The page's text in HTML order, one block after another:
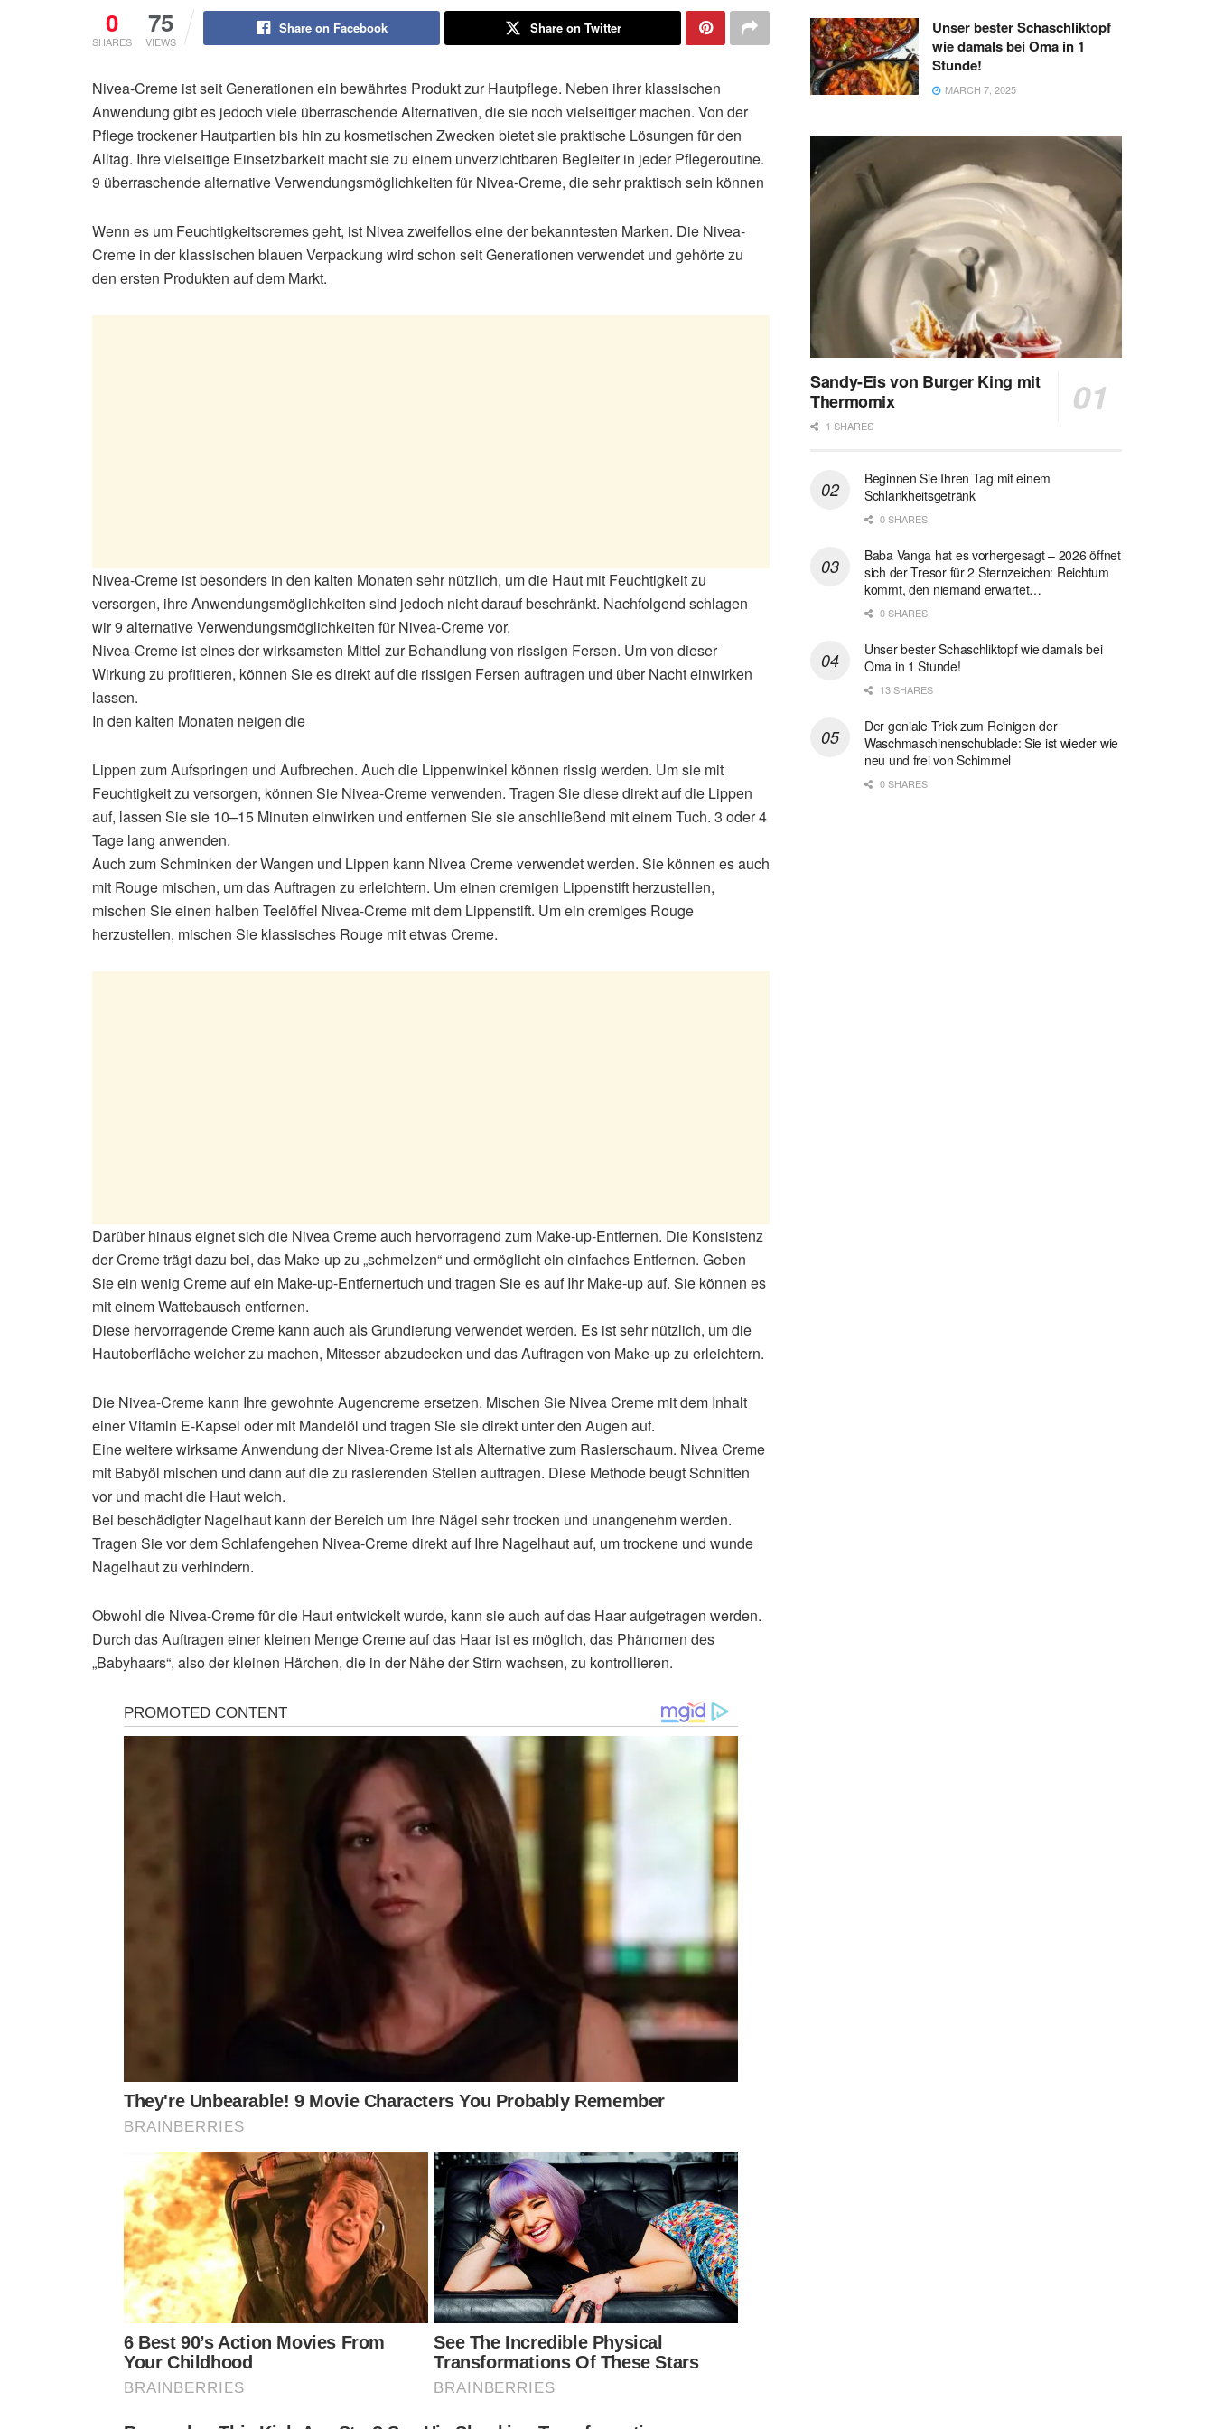
0
SHARES
75
VIEWS
Share on Facebook Share on Twitter
Nivea-Creme ist seit Generationen ein bewährtes Produkt zur Hautpflege. Neben ihrer klassischen
Anwendung gibt es jedoch viele überraschende Alternativen, die sie noch vielseitiger machen. Von der
Pflege trockener Hautpartien bis hin zu kosmetischen Zwecken bietet sie praktische Lösungen für den
Alltag. Ihre vielseitige Einsetzbarkeit macht sie zu einem unverzichtbaren Begleiter in jeder Pflegeroutine.
9 überraschende alternative Verwendungsmöglichkeiten für Nivea-Creme, die sehr praktisch sein können
Wenn es um Feuchtigkeitscremes geht, ist Nivea zweifellos eine der bekanntesten Marken. Die Nivea-
Creme in der klassischen blauen Verpackung wird schon seit Generationen verwendet und gehörte zu
den ersten Produkten auf dem Markt.
Nivea-Creme ist besonders in den kalten Monaten sehr nützlich, um die Haut mit Feuchtigkeit zu
versorgen, ihre Anwendungsmöglichkeiten sind jedoch nicht darauf beschränkt. Nachfolgend schlagen
wir 9 alternative Verwendungsmöglichkeiten für Nivea-Creme vor.
Nivea-Creme ist eines der wirksamsten Mittel zur Behandlung von rissigen Fersen. Um von dieser
Wirkung zu profitieren, können Sie es direkt auf die rissigen Fersen auftragen und über Nacht einwirken
lassen.
In den kalten Monaten neigen die
Lippen zum Aufspringen und Aufbrechen. Auch die Lippenwinkel können rissig werden. Um sie mit
Feuchtigkeit zu versorgen, können Sie Nivea-Creme verwenden. Tragen Sie diese direkt auf die Lippen
auf, lassen Sie sie 10–15 Minuten einwirken und entfernen Sie sie anschließend mit einem Tuch. 3 oder 4
Tage lang anwenden.
Auch zum Schminken der Wangen und Lippen kann Nivea Creme verwendet werden. Sie können es auch
mit Rouge mischen, um das Auftragen zu erleichtern. Um einen cremigen Lippenstift herzustellen,
mischen Sie einen halben Teelöffel Nivea-Creme mit dem Lippenstift. Um ein cremiges Rouge
herzustellen, mischen Sie klassisches Rouge mit etwas Creme.
Darüber hinaus eignet sich die Nivea Creme auch hervorragend zum Make-up-Entfernen. Die Konsistenz
der Creme trägt dazu bei, das Make-up zu „schmelzen“ und ermöglicht ein einfaches Entfernen. Geben
Sie ein wenig Creme auf ein Make-up-Entfernertuch und tragen Sie es auf Ihr Make-up auf. Sie können es
mit einem Wattebausch entfernen.
Diese hervorragende Creme kann auch als Grundierung verwendet werden. Es ist sehr nützlich, um die
Hautoberfläche weicher zu machen, Mitesser abzudecken und das Auftragen von Make-up zu erleichtern.
Die Nivea-Creme kann Ihre gewohnte Augencreme ersetzen. Mischen Sie Nivea Creme mit dem Inhalt
einer Vitamin E-Kapsel oder mit Mandelöl und tragen Sie sie direkt unter den Augen auf.
Eine weitere wirksame Anwendung der Nivea-Creme ist als Alternative zum Rasierschaum. Nivea Creme
mit Babyöl mischen und dann auf die zu rasierenden Stellen auftragen. Diese Methode beugt Schnitten
vor und macht die Haut weich.
Bei beschädigter Nagelhaut kann der Bereich um Ihre Nägel sehr trocken und unangenehm werden.
Tragen Sie vor dem Schlafengehen Nivea-Creme direkt auf Ihre Nagelhaut auf, um trockene und wunde
Nagelhaut zu verhindern.
Obwohl die Nivea-Creme für die Haut entwickelt wurde, kann sie auch auf das Haar aufgetragen werden.
Durch das Auftragen einer kleinen Menge Creme auf das Haar ist es möglich, das Phänomen des
„Babyhaars“, also der kleinen Härchen, die in der Nähe der Stirn wachsen, zu kontrollieren.
Unser bester Schaschliktopf
wie damals bei Oma in 1
Stunde!
MARCH 7, 2025
Sandy-Eis von Burger King mit
Thermomix
1 SHARES
Beginnen Sie Ihren Tag mit einem
Schlankheitsgetränk
0 SHARES
Baba Vanga hat es vorhergesagt – 2026 öffnet
sich der Tresor für 2 Sternzeichen: Reichtum
kommt, den niemand erwartet…
0 SHARES
Unser bester Schaschliktopf wie damals bei
Oma in 1 Stunde!
13 SHARES
Der geniale Trick zum Reinigen der
Waschmaschinenschublade: Sie ist wieder wie
neu und frei von Schimmel
0 SHARES